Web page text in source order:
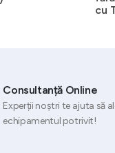
cu
Consultanță Online
Experții noștri te ajuta să
echipamentul potrivit!